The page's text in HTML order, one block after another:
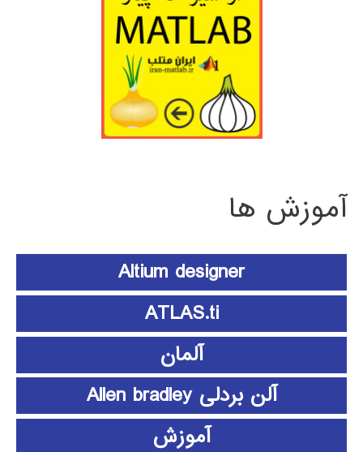
آموزش ها
Altium designer
ATLAS.ti
آلمان
آلن بردلی Allen bradley
آموزش